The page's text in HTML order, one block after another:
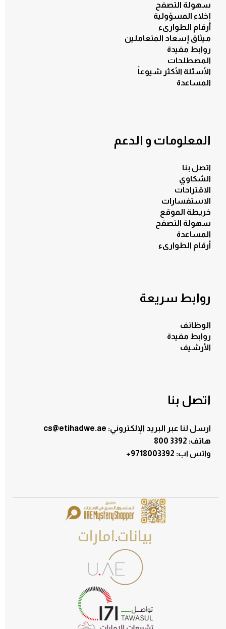
سهولة التصفح
إخلاء المسؤولية
أرقام الطوارىء
ميثاق إسعاد المتعاملين
روابط مفيدة
المصطلحات
الأسئلة الأكثر شيوعاً
المساعدة
المعلومات و الدعم
اتصل بنا
الشكاوي
الاقتراحات
الاستفسارات
خريطة الموقع
سهولة التصفح
المساعدة
أرقام الطوارىء
روابط سريعة
الوظائف
روابط مفيدة
الأرشيف
اتصل بنا
ارسل لنا عبر البريد الإلكتروني: cs@etihadwe.ae
هاتف: 3392 800
+9718003392 :واتس اب